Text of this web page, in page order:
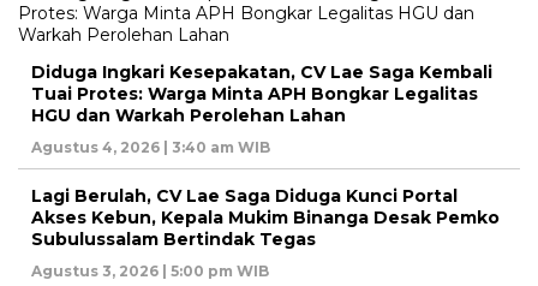
Diduga Ingkari Kesepakatan, CV Lae Saga Kembali
Tuai Protes: Warga Minta APH Bongkar Legalitas
HGU dan Warkah Perolehan Lahan
Agustus 4, 2026 | 3:40 am WIB
Lagi Berulah, CV Lae Saga Diduga Kunci Portal
Akses Kebun, Kepala Mukim Binanga Desak Pemko
Subulussalam Bertindak Tegas
Agustus 3, 2026 | 5:00 pm WIB